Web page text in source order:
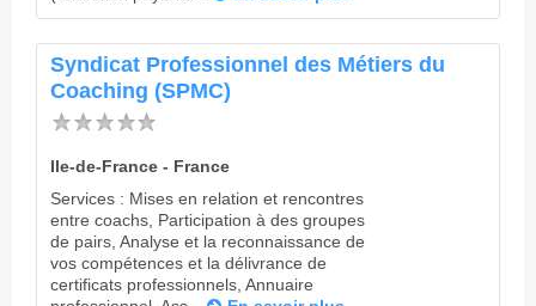
Syndicat Professionnel des Métiers du
Coaching (SPMC)
Ile-de-France - France
Services : Mises en relation et rencontres
entre coachs, Participation à des groupes
de pairs, Analyse et la reconnaissance de
vos compétences et la délivrance de
certificats professionnels, Annuaire